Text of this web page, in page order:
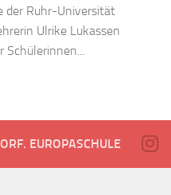
der Ruhr-Universität
Ulrike Lukassen
Schülerinnen...
EUROPASCHULE